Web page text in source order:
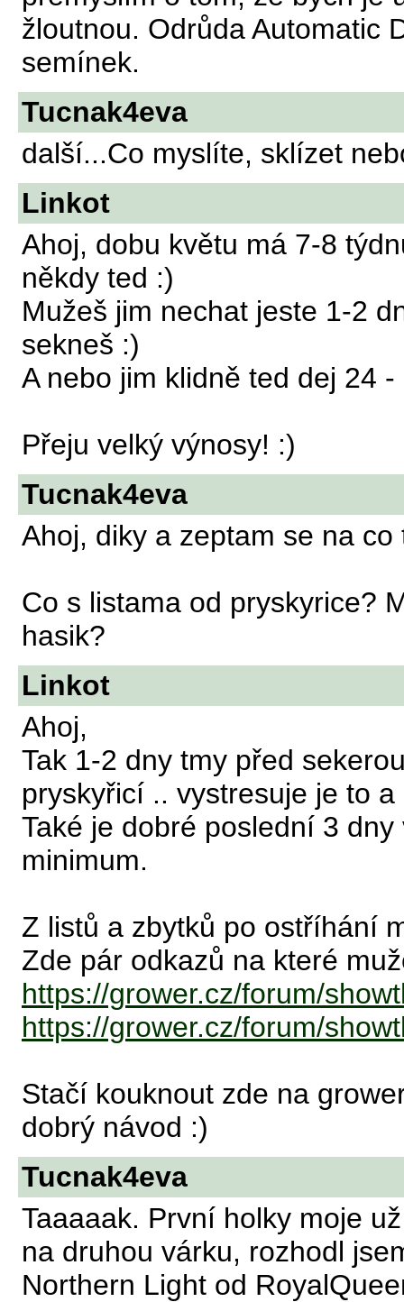
žloutnou. Odrůda Automatic
semínek.
Tucnak4eva
další...Co myslíte, sklízet
Linkot
Ahoj, dobu květu má 7-8
někdy ted :)
Mužeš jim nechat jeste 1-2
sekneš :)
A nebo jim klidně ted dej 24
Přeju velký výnosy! :)
Tucnak4eva
Ahoj, diky a zeptam se na
Co s listama od pryskyrice?
hasik?
Linkot
Ahoj,
Tak 1-2 dny tmy před
pryskyřicí .. vystresuje je to
Také je dobré poslední 3
minimum.
Z listů a zbytků po ostříhání
Zde pár odkazů na které
https://grower.cz/forum/
https://grower.cz/forum/
Stačí kouknout zde na
dobrý návod :)
Tucnak4eva
Taaaaak. První holky moje
na druhou várku, rozhodl
Northern Light od